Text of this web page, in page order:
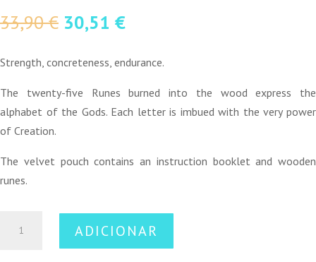
33,90€ O
original
33,90 €.
30,51 €O
atual
30,51 €.
Strength, concreteness, endurance.
The twenty-five Runes burned into the wood express the
alphabet of the Gods. Each letter is imbued with the very power
of Creation.
The velvet pouch contains an instruction booklet and wooden
runes.
ADICIONAR